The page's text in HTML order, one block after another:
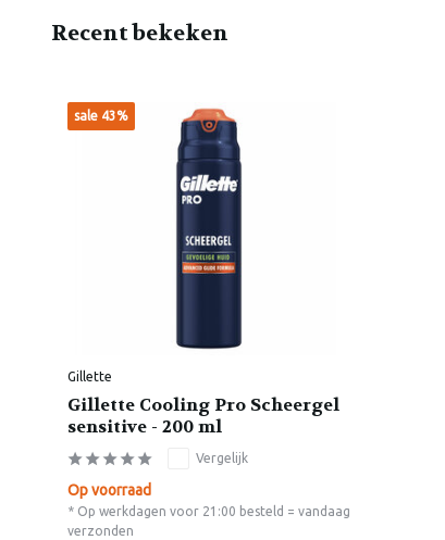
Recent bekeken
sale 43%
Gillette
Gillette Cooling Pro Scheergel
sensitive - 200 ml
Vergelijk
Op voorraad
* Op werkdagen voor 21:00 besteld = vandaag
verzonden